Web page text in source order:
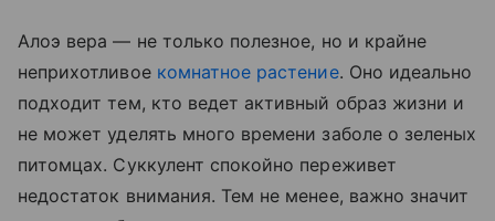
Алоэ вера — не только полезное, но и крайне
неприхотливое комнатное растение. Оно идеально
подходит тем, кто ведет активный образ жизни и
не может уделять много времени заболе о зеленых
питомцах. Суккулент спокойно переживет
недостаток внимания. Тем не менее, важно значит